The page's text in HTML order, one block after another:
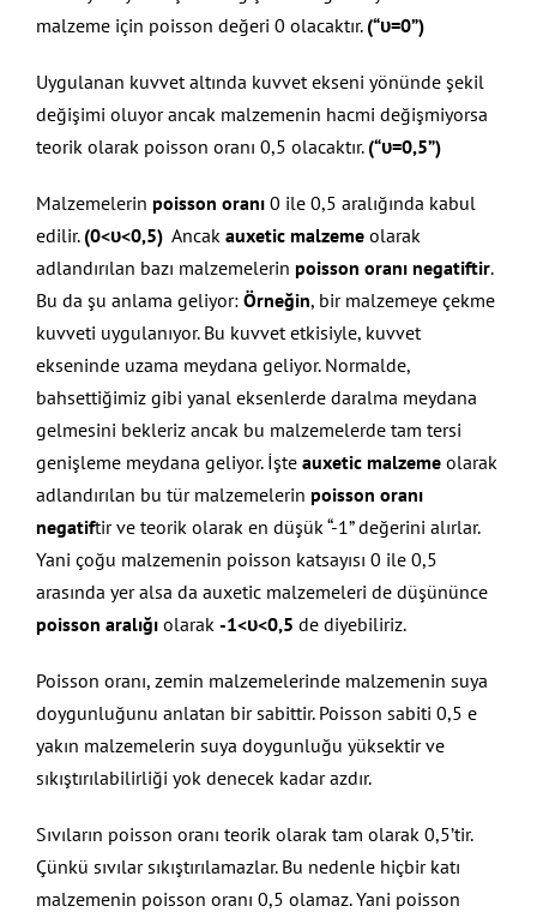
malzeme için poisson değeri 0 olacaktır. (“υ=0”)
Uygulanan kuvvet altında kuvvet ekseni yönünde şekil
değişimi oluyor ancak malzemenin hacmi değişmiyorsa
teorik olarak poisson oranı 0,5 olacaktır. (“υ=0,5”)
Malzemelerin poisson oranı 0 ile 0,5 aralığında kabul
edilir. (0<υ<0,5) Ancak auxetic malzeme olarak
adlandırılan bazı malzemelerin poisson oranı negatiftir.
Bu da şu anlama geliyor: Örneğin, bir malzemeye çekme
kuvveti uygulanıyor. Bu kuvvet etkisiyle, kuvvet
ekseninde uzama meydana geliyor. Normalde,
bahsettiğimiz gibi yanal eksenlerde daralma meydana
gelmesini bekleriz ancak bu malzemelerde tam tersi
genişleme meydana geliyor. İşte auxetic malzeme olarak
adlandırılan bu tür malzemelerin poisson oranı
negatiftir ve teorik olarak en düşük “-1” değerini alırlar.
Yani çoğu malzemenin poisson katsayısı 0 ile 0,5
arasında yer alsa da auxetic malzemeleri de düşününce
poisson aralığı olarak -1<υ<0,5 de diyebiliriz.
Poisson oranı, zemin malzemelerinde malzemenin suya
doygunluğunu anlatan bir sabittir. Poisson sabiti 0,5 e
yakın malzemelerin suya doygunluğu yüksektir ve
sıkıştırılabilirliği yok denecek kadar azdır.
Sıvıların poisson oranı teorik olarak tam olarak 0,5’tir.
Çünkü sıvılar sıkıştırılamazlar. Bu nedenle hiçbir katı
malzemenin poisson oranı 0,5 olamaz. Yani poisson